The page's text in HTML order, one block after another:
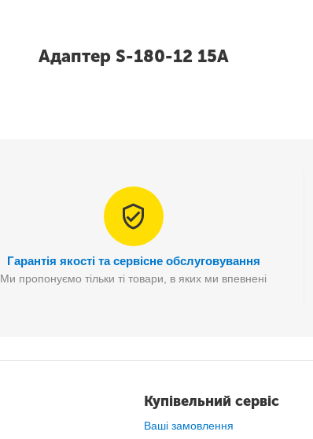
Адаптер S-180-12 15А
Гарантія якості та сервісне обслуговування
Ми пропонуємо тільки ті товари, в яких ми впевнені
Купівельний сервіс
Ваші замовлення